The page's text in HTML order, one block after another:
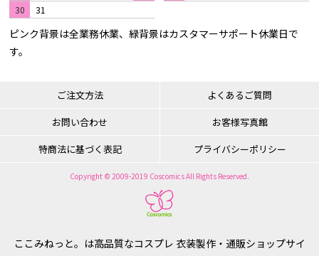
30
31
ピンク背景は全業務休業、緑背景はカスタマーサポート休業日で
す。
ご注文方法
よくあるご質問
お問い合わせ
お客様写真館
特商法に基づく表記
プライバシーポリシー
Copyright © 2009-2019 Coscomics All Rights Reserved.
ここみねっと。は高品質なコスプレ 衣装製作・通販ショップサイ